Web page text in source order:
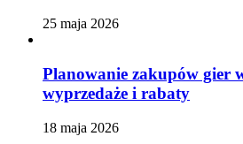
25 maja 2026
Planowanie zakupów gier
wyprzedaże i rabaty
18 maja 2026